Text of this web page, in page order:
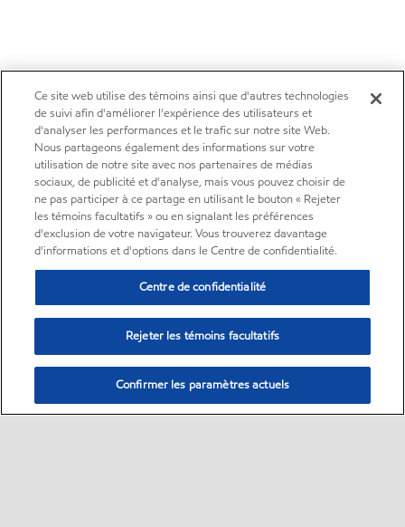
Ce site web utilise des témoins ainsi que d'autres technologies
de suivi afin d'améliorer l'expérience des utilisateurs et
d'analyser les performances et le trafic sur notre site Web.
Nous partageons également des informations sur votre
utilisation de notre site avec nos partenaires de médias
sociaux, de publicité et d'analyse, mais vous pouvez choisir de
ne pas participer à ce partage en utilisant le bouton « Rejeter
les témoins facultatifs » ou en signalant les préférences
d'exclusion de votre navigateur. Vous trouverez davantage
d'informations et d'options dans le Centre de confidentialité.
Centre de confidentialité
Rejeter les témoins facultatifs
Confirmer les paramètres actuels